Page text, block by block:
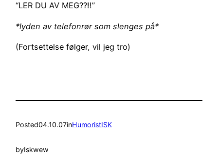
“LER DU AV MEG??!!”
*lyden av telefonrør som slenges på*
(Fortsettelse følger, vil jeg tro)
Posted04.10.07inHumoristISK
byIskwew